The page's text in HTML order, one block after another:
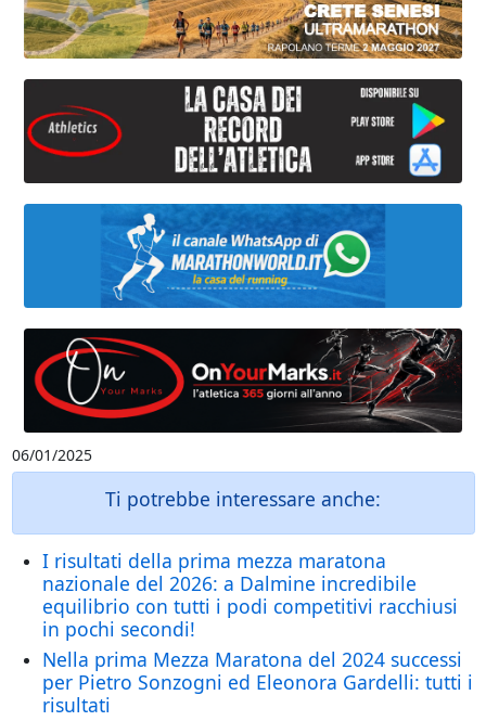
06/01/2025
Ti potrebbe interessare anche:
I risultati della prima mezza maratona
nazionale del 2026: a Dalmine incredibile
equilibrio con tutti i podi competitivi racchiusi
in pochi secondi!
Nella prima Mezza Maratona del 2024 successi
per Pietro Sonzogni ed Eleonora Gardelli: tutti i
risultati